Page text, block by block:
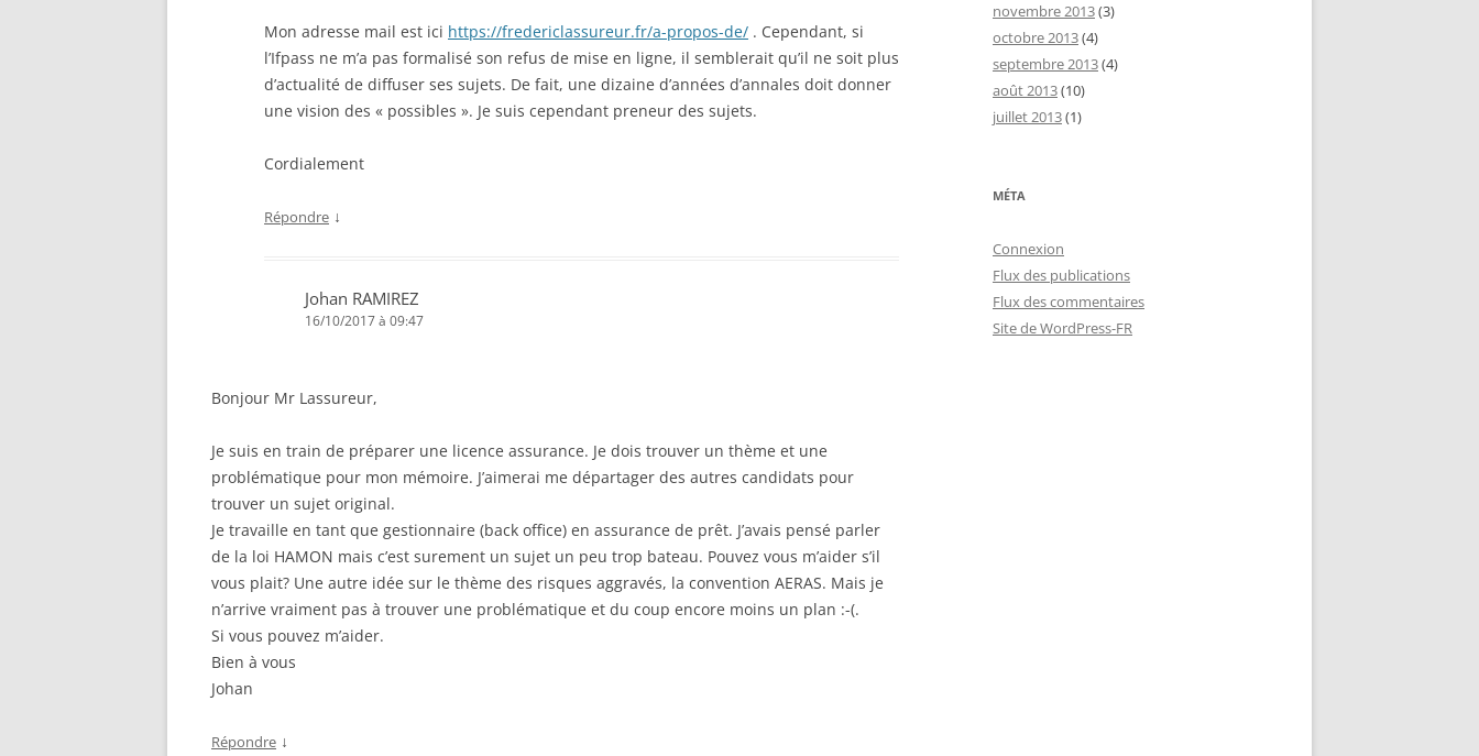
Mon adresse mail est ici https://fredericlassureur.fr/a-propos-de/ . Cependant, si
l’Ifpass ne m’a pas formalisé son refus de mise en ligne, il semblerait qu’il ne soit plus
d’actualité de diffuser ses sujets. De fait, une dizaine d’années d’annales doit donner
une vision des « possibles ». Je suis cependant preneur des sujets.
Cordialement
Répondre ↓
Johan RAMIREZ
16/10/2017 à 09:47
Bonjour Mr Lassureur,
Je suis en train de préparer une licence assurance. Je dois trouver un thème et une
problématique pour mon mémoire. J’aimerai me départager des autres candidats pour
trouver un sujet original.
Je travaille en tant que gestionnaire (back office) en assurance de prêt. J’avais pensé parler
de la loi HAMON mais c’est surement un sujet un peu trop bateau. Pouvez vous m’aider s’il
vous plait? Une autre idée sur le thème des risques aggravés, la convention AERAS. Mais je
n’arrive vraiment pas à trouver une problématique et du coup encore moins un plan :-(.
Si vous pouvez m’aider.
Bien à vous
Johan
Répondre ↓
novembre 2013(3)
octobre 2013(4)
septembre 2013(4)
août 2013(10)
juillet 2013(1)
MÉTA
Connexion
Flux des publications
Flux des commentaires
Site de WordPress-FR